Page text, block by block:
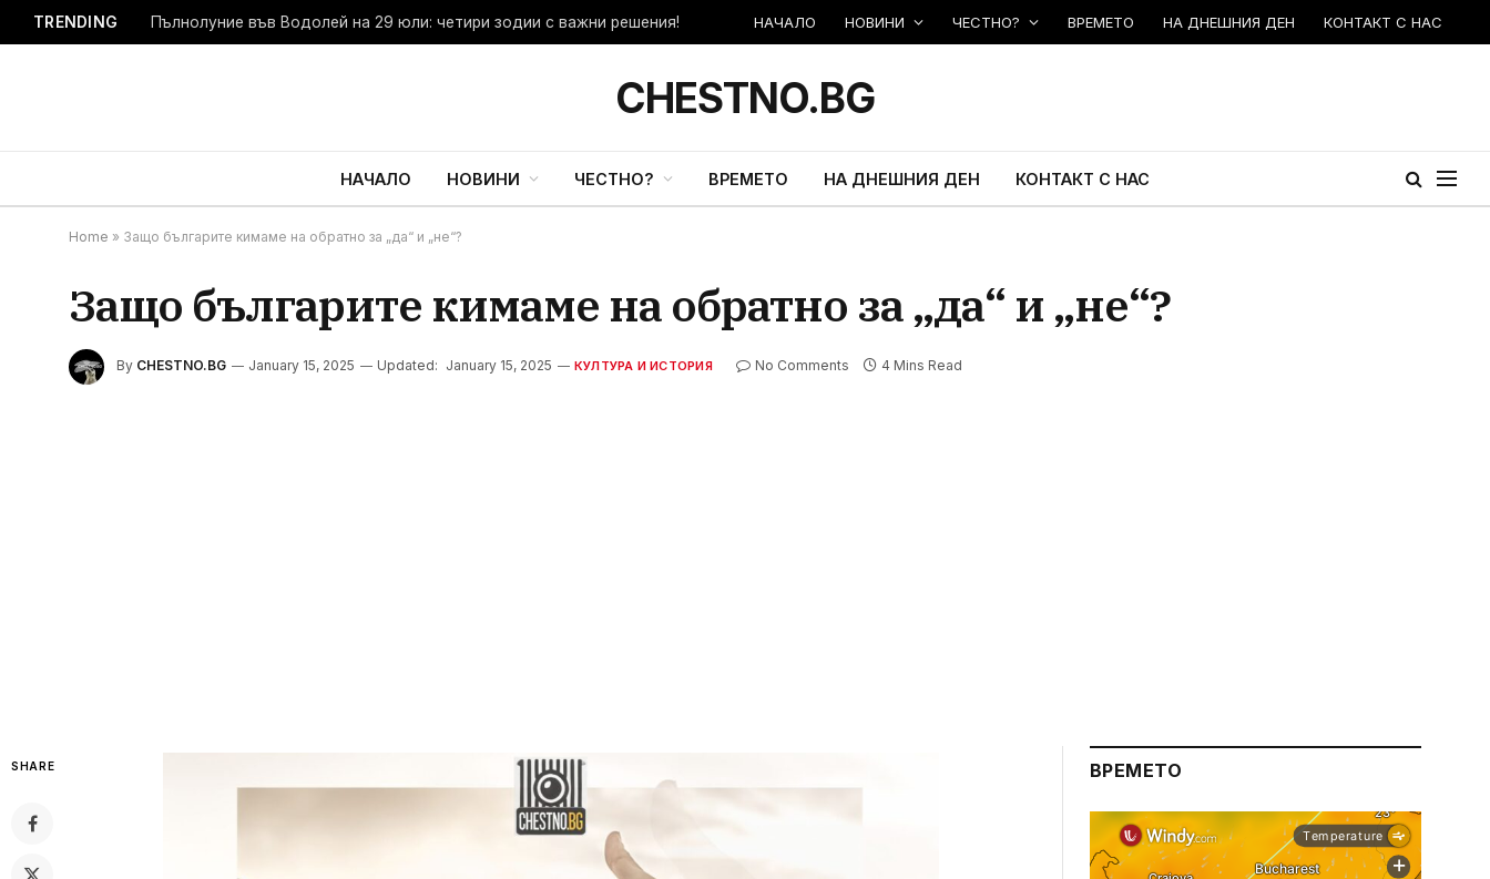
TRENDING Пълнолуние във Водолей на 29 юли: четири зодии с важни решения! НАЧАЛО НОВИНИ ЧЕСТНО? ВРЕМЕТО НА ДНЕШНИЯ ДЕН КОНТАКТ С НАС
CHESTNO.BG
НАЧАЛО НОВИНИ ЧЕСТНО? ВРЕМЕТО НА ДНЕШНИЯ ДЕН КОНТАКТ С НАС
Home » Защо българите кимаме на обратно за „да“ и „не“?
Защо българите кимаме на обратно за „да“ и „не“?
By CHESTNO.BG January 15, 2025 Updated: January 15, 2025 КУЛТУРА И ИСТОРИЯ No Comments 4 Mins Read
SHARE ВРЕМЕТО